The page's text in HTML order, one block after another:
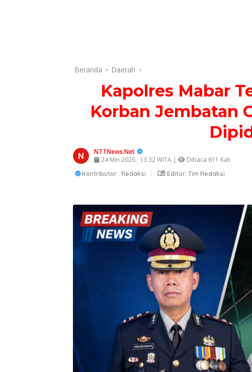
Beranda Daerah
Kapolres Mabar
Korban Jembatan
NTTNews.Net
24 Mei 2026 : 13:32 WITA |
Dibaca 611 Kali
Kontributor : Redaksi Editor: Tim Redaksi